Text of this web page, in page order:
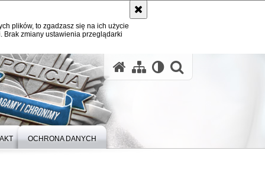
plików, to zgadzasz się na ich użycie
zmiany ustawienia przeglądarki
OCHRONA DANYCH